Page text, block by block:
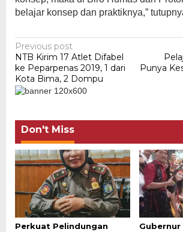
belajar konsep dan praktiknya,”
Post
navigation
Previous post
NTB Kirim 17 Atlet Difabel
ke Peparpenas 2019, 1 dari
Kota Bima, 2 Dompu
Punya
Don't Miss
Perkuat Pelindungan
Gubernur